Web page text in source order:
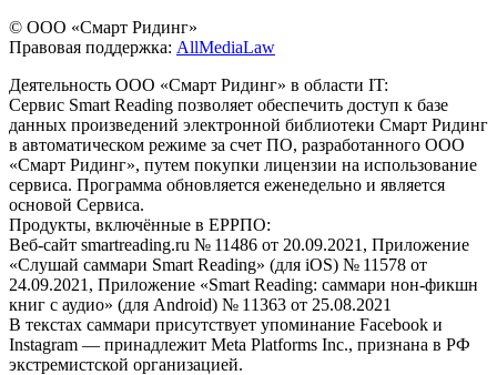
© ООО «Смарт Ридинг»
Правовая поддержка: AllMediaLaw
Деятельность ООО «Смарт Ридинг» в области IT:
Сервис Smart Reading позволяет обеспечить доступ к базе
данных произведений электронной библиотеки Смарт Ридинг
в автоматическом режиме за счет ПО, разработанного ООО
«Смарт Ридинг», путем покупки лицензии на использование
сервиса. Программа обновляется еженедельно и является
основой Сервиса.
Продукты, включённые в ЕРРПО:
Веб-сайт smartreading.ru № 11486 от 20.09.2021, Приложение
«Слушай саммари Smart Reading» (для iOS) № 11578 от
24.09.2021, Приложение «Smart Reading: саммари нон-фикшн
книг с аудио» (для Android) № 11363 от 25.08.2021
В текстах саммари присутствует упоминание Facebook и
Instagram — принадлежит Meta Platforms Inc., признана в РФ
экстремистской организацией.